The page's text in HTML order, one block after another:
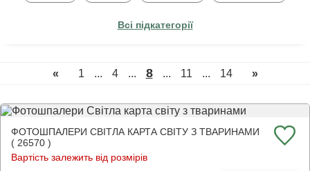
Всі підкатегорії
« 1 ... 4 ... 8 ... 11 ... 14 »
ФОТОШПАЛЕРИ СВІТЛА КАРТА СВІТУ З ТВАРИНАМИ
( 26570 )
Вартість залежить від розмірів